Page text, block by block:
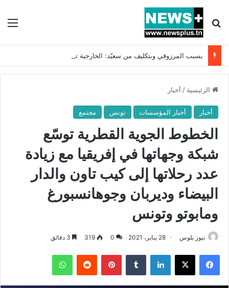
بحث عن
الرئيسية / أخبار
أخبار أخبار المؤسسات تونس مجتمع
الخطوط الجوية القطرية توسّع
شبكة وجهاتها في إفريقيا مع زيادة
عدد رحلاتها إلى كيب تاون والدار
البيضاء وديربان وجوهانسبورغ
ومابوتو وتونس
نيوز بلوس 28 يناير، 2021 0
319
فيسبوك X لينكدإن بينتيريست واتساب